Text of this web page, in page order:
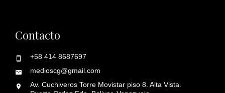
Contacto
+58 414 8687697
medioscg@gmail.com
Av. Cuchiveros Torre Movistar piso 8. Alta Vista.